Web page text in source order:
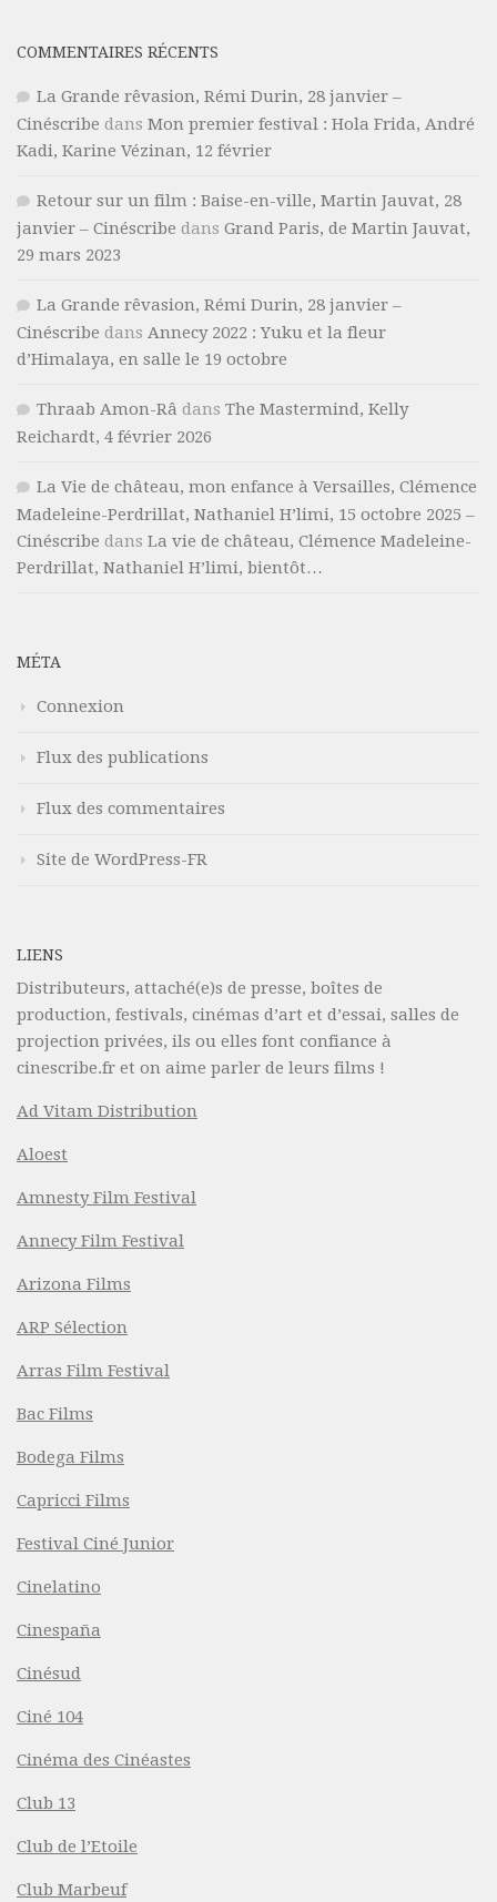
COMMENTAIRES RÉCENTS
La Grande rêvasion, Rémi Durin, 28 janvier –
Cinéscribe dans Mon premier festival : Hola Frida, André
Kadi, Karine Vézinan, 12 février
Retour sur un film : Baise-en-ville, Martin Jauvat, 28
janvier – Cinéscribe dans Grand Paris, de Martin Jauvat,
29 mars 2023
La Grande rêvasion, Rémi Durin, 28 janvier –
Cinéscribe dans Annecy 2022 : Yuku et la fleur
d’Himalaya, en salle le 19 octobre
Thraab Amon-Râ dans The Mastermind, Kelly
Reichardt, 4 février 2026
La Vie de château, mon enfance à Versailles, Clémence
Madeleine-Perdrillat, Nathaniel H’limi, 15 octobre 2025 –
Cinéscribe dans La vie de château, Clémence Madeleine-
Perdrillat, Nathaniel H’limi, bientôt…
MÉTA
Connexion
Flux des publications
Flux des commentaires
Site de WordPress-FR
LIENS
Distributeurs, attaché(e)s de presse, boîtes de
production, festivals, cinémas d’art et d’essai, salles de
projection privées, ils ou elles font confiance à
cinescribe.fr et on aime parler de leurs films !
Ad Vitam Distribution
Aloest
Amnesty Film Festival
Annecy Film Festival
Arizona Films
ARP Sélection
Arras Film Festival
Bac Films
Bodega Films
Capricci Films
Festival Ciné Junior
Cinelatino
Cinespaña
Cinésud
Ciné 104
Cinéma des Cinéastes
Club 13
Club de l’Etoile
Club Marbeuf